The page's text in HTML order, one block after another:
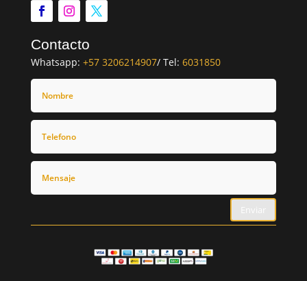
Contacto
Whatsapp: +57 3206214907/ Tel: 6031850
Enviar